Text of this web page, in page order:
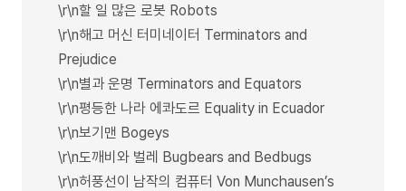
\r\n할 일 많은 로봇 Robots
\r\n해고 머신 터미네이터 Terminators and
Prejudice
\r\n별과 운명 Terminators and Equators
\r\n평등한 나라 에콰도르 Equality in Ecuador
\r\n보기맨 Bogeys
\r\n도깨비와 벌레 Bugbears and Bedbugs
\r\n허풍선이 남작의 컴퓨터 Von Munchausen’s